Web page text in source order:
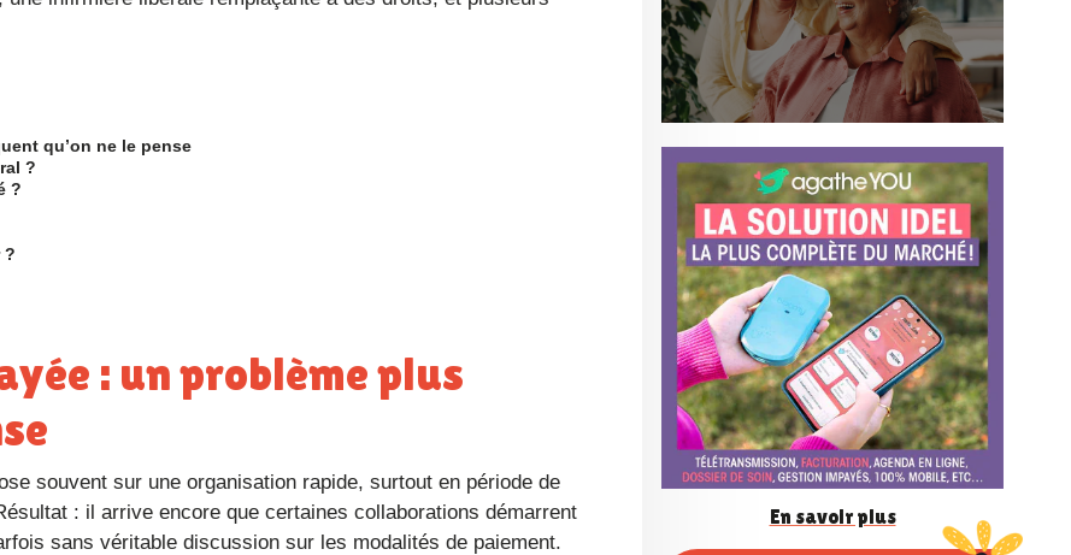
qu’on ne le pense
?
?
?
: il arrive encore que certaines collaborations démarrent
sans véritable discussion sur les modalités de paiement.
o
n
f
é
r
e
n
En savoir plus